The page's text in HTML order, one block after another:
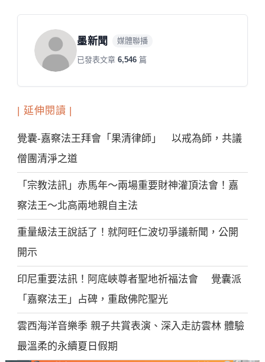
墨新聞 媒體聯播
已發表文章6,546 篇
| 延伸閱讀 |
覺囊-嘉察法王拜會「果清律師」 以戒為師，共議
僧團清淨之道
「宗教法訊」赤馬年～兩場重要財神灌頂法會！嘉
察法王～北高兩地親自主法
重量級法王說話了！就阿旺仁波切爭議新聞，公開
開示
印尼重要法訊！阿底峽尊者聖地祈福法會 覺囊派
「嘉察法王」占碑，重啟佛陀聖光
雲西海洋音樂季 親子共賞表演、深入走訪雲林 體驗
最溫柔的永續夏日假期